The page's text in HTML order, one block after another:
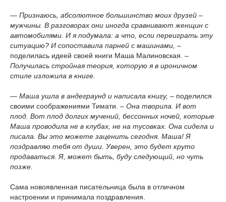
— Признаюсь, абсолютное большинство моих друзей –
мужчины. В разговорах они иногда сравнивают женщин с
автомобилями. И я подумала: а что, если переиграть эту
ситуацию? И сопоставила парней с машинами, –
поделилась идеей своей книги Маша Малиновская. –
Получилась стройная теория, которую я в ироничном
стиле изложила в книге.
— Маша ушла в андеграунд и написала книгу, – поделился
своими соображениями Тимати. – Она творила. И вот
плод. Вот плод долгих мучений, бессонных ночей, которые
Маша проводила не в клубах, не на тусовках. Она сидела и
писала. Вы это можете заценить сегодня. Маша! Я
поздравляю тебя от души. Уверен, это будет круто
продаваться. Я, может быть, буду следующий, но чуть
позже.
Сама новоявленная писательница была в отличном
настроении и принимала поздравления.